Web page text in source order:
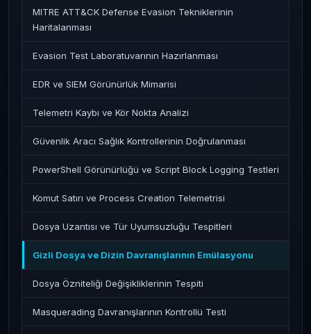
MITRE ATT&CK Defense Evasion Tekniklerinin
Haritalanması
Evasion Test Laboratuvarının Hazırlanması
EDR ve SIEM Görünürlük Mimarisi
Telemetri Kaybı ve Kör Nokta Analizi
Güvenlik Aracı Sağlık Kontrollerinin Doğrulanması
PowerShell Görünürlüğü ve Script Block Logging Testleri
Komut Satırı ve Process Creation Telemetrisi
Dosya Uzantısı ve Tür Uyumsuzluğu Tespitleri
Gizli Dosya ve Dizin Davranışlarının Emülasyonu
Dosya Özniteliği Değişikliklerinin Tespiti
Masquerading Davranışlarının Kontrollü Testi